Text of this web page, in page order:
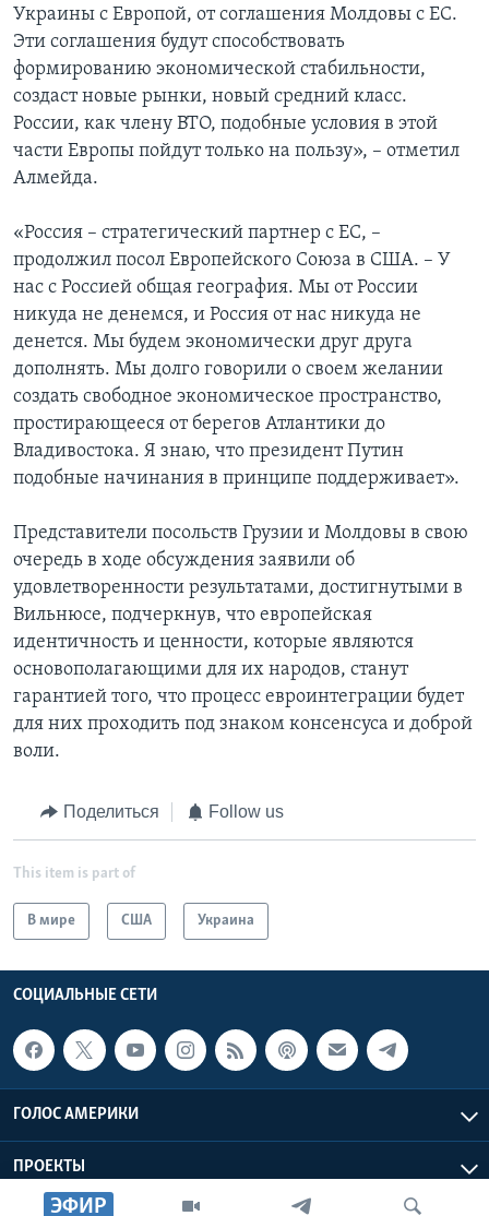
ЭФИР
Украины с Европой, от соглашения Молдовы с ЕС.
Эти соглашения будут способствовать
формированию экономической стабильности,
создаст новые рынки, новый средний класс.
России, как члену ВТО, подобные условия в этой
части Европы пойдут только на пользу», – отметил
Алмейда.
«Россия – стратегический партнер с ЕС, –
продолжил посол Европейского Союза в США. – У
нас с Россией общая география. Мы от России
никуда не денемся, и Россия от нас никуда не
денется. Мы будем экономически друг друга
дополнять. Мы долго говорили о своем желании
создать свободное экономическое пространство,
простирающееся от берегов Атлантики до
Владивостока. Я знаю, что президент Путин
подобные начинания в принципе поддерживает».
Представители посольств Грузии и Молдовы в свою
очередь в ходе обсуждения заявили об
удовлетворенности результатами, достигнутыми в
Вильнюсе, подчеркнув, что европейская
идентичность и ценности, которые являются
основополагающими для их народов, станут
гарантией того, что процесс евроинтеграции будет
для них проходить под знаком консенсуса и доброй
воли.
Поделиться Follow us
This item is part of
В мире США Украина
СОЦИАЛЬНЫЕ СЕТИ
ГОЛОС АМЕРИКИ
ПРОЕКТЫ